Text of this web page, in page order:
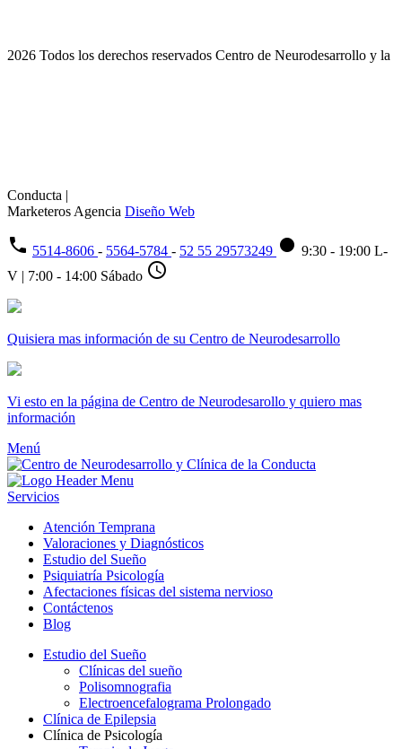
2026 Todos los derechos reservados Centro de Neurodesarrollo y la
Conducta |
Marketeros Agencia Diseño Web
phone 5514-8606 - 5564-5784 - 52 55 29573249 fiber_manual_record 9:30 - 19:00 L-
V | 7:00 - 14:00 Sábado schedule
Quisiera mas información de su Centro de Neurodesarrollo
Vi esto en la página de Centro de Neurodesarollo y quiero mas
información
Menú
Servicios
Atención Temprana
Valoraciones y Diagnósticos
Estudio del Sueño
Psiquiatría Psicología
Afectaciones físicas del sistema nervioso
Contáctenos
Blog
Estudio del Sueño
Clínicas del sueño
Polisomnografia
Electroencefalograma Prolongado
Clínica de Epilepsia
Clínica de Psicología